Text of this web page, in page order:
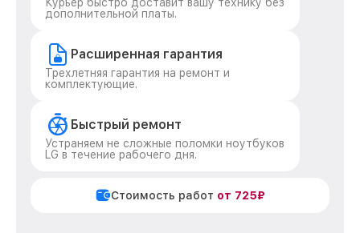
дополнительной платы.
Расширенная гарантия
Трехлетняя гарантия на ремонт и
комплектующие.
Быстрый ремонт
Устраняем не сложные поломки ноутбуков
LG в течение рабочего дня.
Стоимость работ от 725₽